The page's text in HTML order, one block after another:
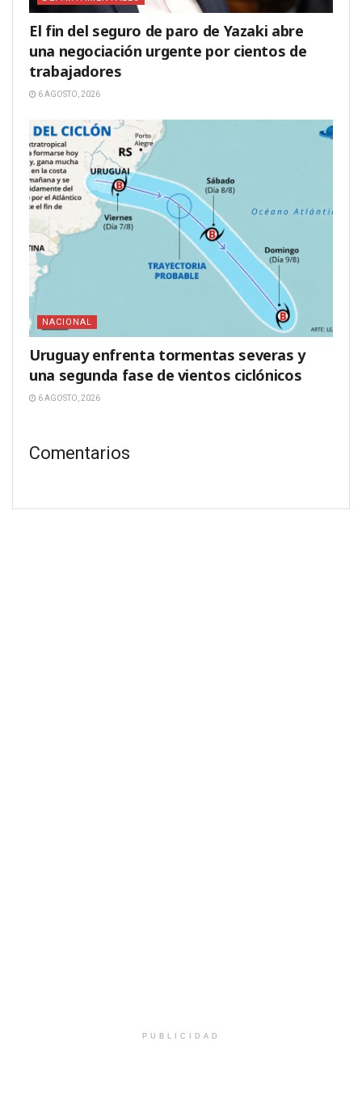
El fin del seguro de paro de Yazaki abre
una negociación urgente por cientos de
trabajadores
6 AGOSTO, 2026
NACIONAL
Uruguay enfrenta tormentas severas y
una segunda fase de vientos ciclónicos
6 AGOSTO, 2026
Comentarios
PUBLICIDAD